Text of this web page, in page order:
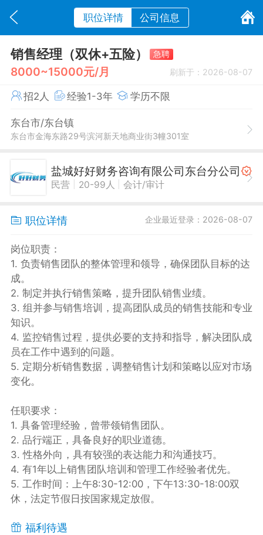
职位详情 公司信息
销售经理（双休+五险） 急聘
8000~15000元/月 刷新于：2026-08-07
招2人 经验1-3年 学历不限
东台市/东台镇
东台市金海东路29号滨河新天地商业街3幢301室
盐城好好财务咨询有限公司东台分公司
民营 20-99人 会计/审计
职位详情 企业最近登录：2026-08-07
岗位职责：
1. 负责销售团队的整体管理和领导，确保团队目标的达
成。
2. 制定并执行销售策略，提升团队销售业绩。
3. 组并参与销售培训，提高团队成员的销售技能和专业
知识。
4. 监控销售过程，提供必要的支持和指导，解决团队成
员在工作中遇到的问题。
5. 定期分析销售数据，调整销售计划和策略以应对市场
变化。
任职要求：
1. 具备管理经验，曾带领销售团队。
2. 品行端正，具备良好的职业道德。
3. 性格外向，具有较强的表达能力和沟通技巧。
4. 有1年以上销售团队培训和管理工作经验者优先。
5. 工作时间：上午8:30-12:00，下午13:30-18:00双
休，法定节假日按国家规定放假。
福利待遇